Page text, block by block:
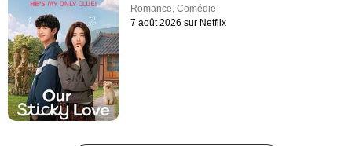
Romance ,Comédie
7 août 2026 sur Netflix